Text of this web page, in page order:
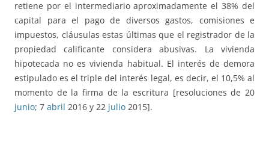
retiene por el intermediario aproximadamente el 38% del
capital para el pago de diversos gastos, comisiones e
impuestos, cláusulas estas últimas que el registrador de la
propiedad calificante considera abusivas. La vivienda
hipotecada no es vivienda habitual. El interés de demora
estipulado es el triple del interés legal, es decir, el 10,5% al
momento de la firma de la escritura [resoluciones de 20
junio; 7 abril 2016 y 22 julio 2015].